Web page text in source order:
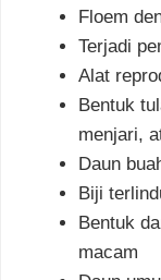
Floem
Terjadi
Alat
Bentuk
menjari,
Daun
Biji
Bentuk
macam